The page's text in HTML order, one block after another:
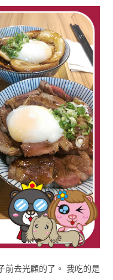
前去光顧的了。 我吃的是